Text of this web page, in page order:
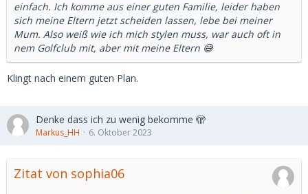
einfach. Ich komme aus einer guten Familie, leider haben
sich meine Eltern jetzt scheiden lassen, lebe bei meiner
Mum. Also weiß wie ich mich stylen muss, war auch oft in
nem Golfclub mit, aber mit meine Eltern 😅
Klingt nach einem guten Plan.
Denke dass ich zu wenig bekomme 🫣
Markus_HH 6. Oktober 2023
Zitat von sophia06